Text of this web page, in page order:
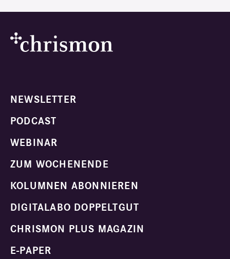
NEWSLETTER
PODCAST
WEBINAR
ZUM WOCHENENDE
KOLUMNEN ABONNIEREN
DIGITALABO DOPPELTGUT
CHRISMON PLUS MAGAZIN
E-PAPER